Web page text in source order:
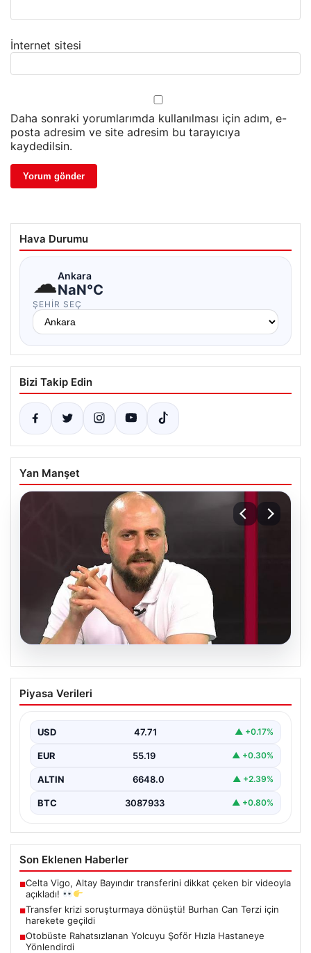
İnternet sitesi
Daha sonraki yorumlarımda kullanılması için adım, e-
posta adresim ve site adresim bu tarayıcıya
kaydedilsin.
Hava Durumu
☁Ankara
NaN°C
ŞEHIR SEÇ
Bizi Takip Edin
Yan Manşet
Transfer krizi soruşturmaya dönüştü!
Burhan Can Terzi için harekete geçildi
Piyasa Verileri
USD 47.71 ▲ +0.17%
EUR 55.19 ▲ +0.30%
ALTIN 6648.0 ▲ +2.39%
BTC 3087933 ▲ +0.80%
Son Eklenen Haberler
■Celta Vigo, Altay Bayındır transferini dikkat çeken bir videoyla
açıkladı!
■Transfer krizi soruşturmaya dönüştü! Burhan Can Terzi için
harekete geçildi
■Otobüste Rahatsızlanan Yolcuyu Şoför Hızla Hastaneye
Yönlendirdi